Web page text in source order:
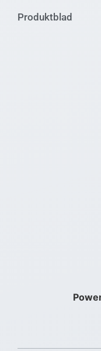
Produktblad